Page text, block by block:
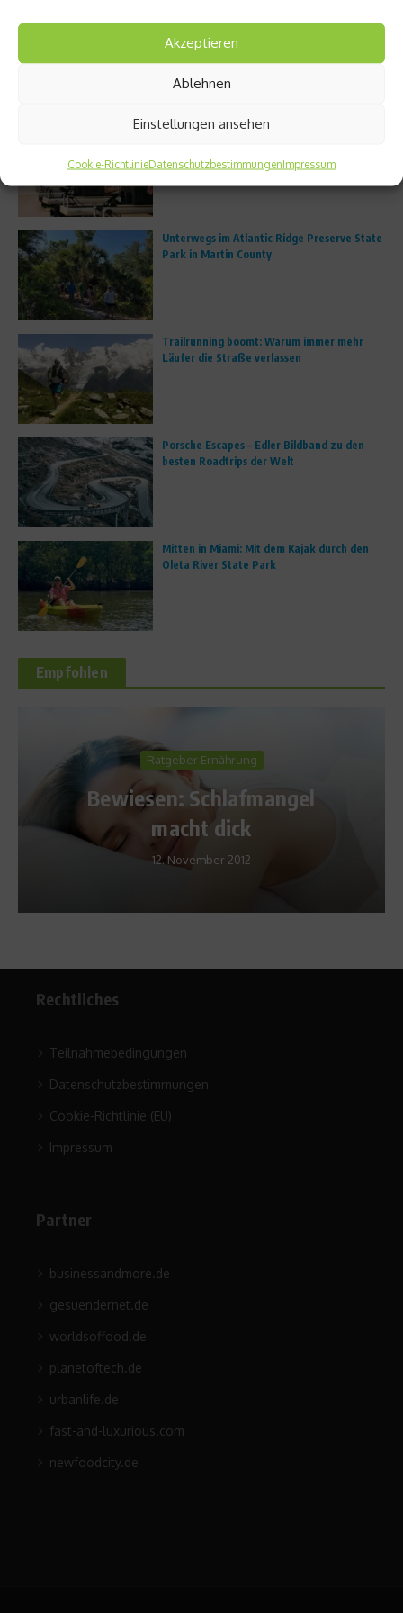
Akzeptieren
Ablehnen
Einstellungen ansehen
Cookie-RichtlinieDatenschutzbestimmungenImpressum
1 2
FS8 eröffnet erstes deutsches Studio in
Unterwegs im Atlantic Ridge Preserve State
Park in Martin County
Trailrunning boomt: Warum immer mehr
Läufer die Straße verlassen
Porsche Escapes – Edler Bildband zu den
besten Roadtrips der Welt
Mitten in Miami: Mit dem Kajak durch den
Oleta River State Park
Empfohlen
„Bleibt flexibel!“ –
Denken und
Rechtliches
Teilnahmebedingungen
Datenschutzbestimmungen
Cookie-Richtlinie (EU)
Impressum
Partner
businessandmore.de
gesuendernet.de
worldsoffood.de
planetoftech.de
urbanlife.de
fast-and-luxurious.com
newfoodcity.de